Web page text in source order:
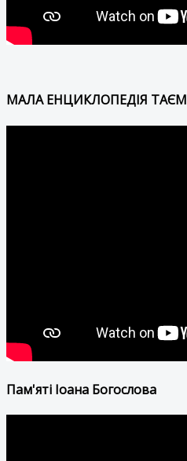
МАЛА ЕНЦИКЛОПЕДІЯ
Пам'яті Іоана Богослова